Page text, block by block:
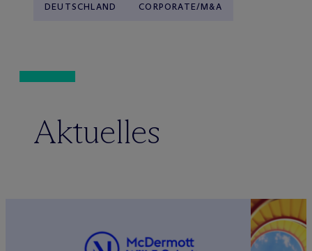
DEUTSCHLAND CORPORATE/M&A
Aktuelles